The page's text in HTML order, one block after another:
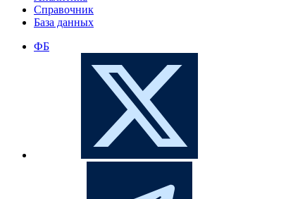
Справочник
База данных
ФБ